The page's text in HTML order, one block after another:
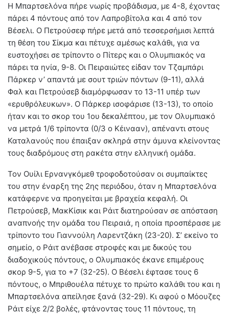
Η Μπαρτσελόνα πήρε νωρίς προβάδισμα, με 4-8, έχοντας
πάρει 4 πόντους από τον Λαπροβίτολα και 4 από τον
Βέσελι. Ο Πετρούσεφ πήρε μετά από τεσσερσήμισι λεπτά
τη θέση του Σίκμα και πέτυχε αμέσως καλάθι, για να
ευστοχήσει σε τρίποντο ο Πίτερς και ο Ολυμπιακός να
πάρει τα ηνία, 9-8. Οι Πειραιώτες είδαν τον Τζαμπάρι
Πάρκερ ν’ απαντά με σουτ τριών πόντων (9-11), αλλά
Φαλ και Πετρούσεβ διαμόρφωσαν το 13-11 υπέρ των
«ερυθρόλευκων». Ο Πάρκερ ισοφάρισε (13-13), το οποίο
ήταν και το σκορ του 1ου δεκαλέπτου, με τον Ολυμπιακό
να μετρά 1/6 τρίποντα (0/3 ο Κέινααν), απέναντι στους
Καταλανούς που έπαιξαν σκληρά στην άμυνα κλείνοντας
τους διαδρόμους στη ρακέτα στην ελληνική ομάδα.
Τον Ουίλι Ερνανγκόμεθ τροφοδοτούσαν οι συμπαίκτες
του στην έναρξη της 2ης περιόδου, όταν η Μπαρτσελόνα
κατάφερνε να προηγείται με βραχεία κεφαλή. Οι
Πετρούσεβ, ΜακΚίσικ και Ράιτ διατηρούσαν σε απόσταση
αναπνοής την ομάδα του Πειραιά, η οποία προσπέρασε με
τρίποντο του Γιαννούλη Λαρεντζάκη (23-20). Σ’ εκείνο το
σημείο, ο Ράιτ ανέβασε στροφές και με δικούς του
διαδοχικούς πόντους, ο Ολυμπιακός έκανε επιμέρους
σκορ 9-5, για το +7 (32-25). Ο Βέσελι έφτασε τους 6
πόντους, ο Μπριθουέλα πέτυχε το πρώτο καλάθι του και η
Μπαρτσελόνα απείλησε ξανά (32-29). Κι αφού ο Μόουζες
Ράιτ είχε 2/2 βολές, φτάνοντας τους 11 πόντους, τη